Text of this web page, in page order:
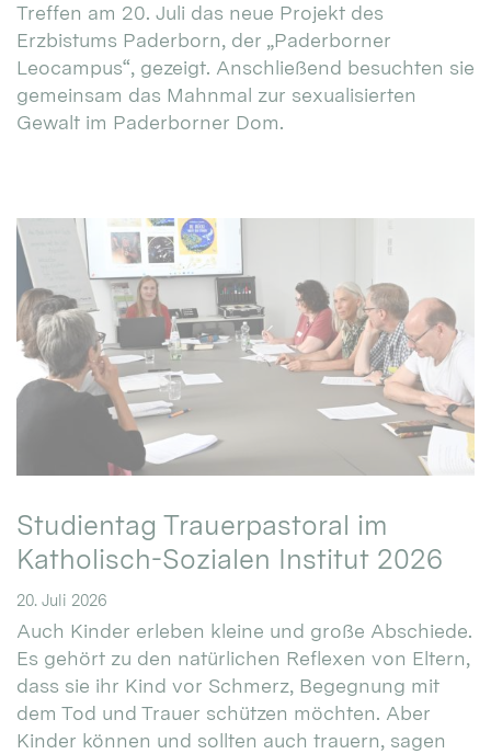
Treffen am 20. Juli das neue Projekt des
Erzbistums Paderborn, der „Paderborner
Leocampus“, gezeigt. Anschließend besuchten sie
gemeinsam das Mahnmal zur sexualisierten
Gewalt im Paderborner Dom.
Studientag Trauerpastoral im
Katholisch-Sozialen Institut 2026
20. Juli 2026
Auch Kinder erleben kleine und große Abschiede.
Es gehört zu den natürlichen Reflexen von Eltern,
dass sie ihr Kind vor Schmerz, Begegnung mit
dem Tod und Trauer schützen möchten. Aber
Kinder können und sollten auch trauern, sagen